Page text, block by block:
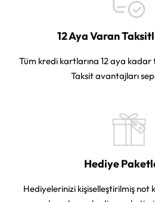
12 Aya Varan
Tüm kredi kartlarına 12 aya kadar
Taksit avantajları
Hediye
Hediyelerinizi kişiselleştirilmiş not